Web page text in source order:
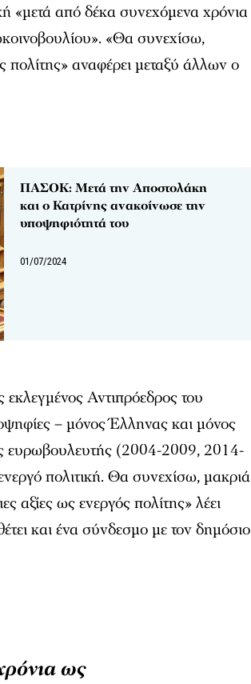
«μετά από δέκα συνεχόμενα χρόνια
«Θα συνεχίσω,
πολίτης» αναφέρει μεταξύ άλλων ο
ΠΑΣΟΚ: Μετά την Αποστολάκη
και ο Κατρίνης ανακοίνωσε την
υποψηφιότητά του
01/07/2024
Αντιπρόεδρος του
– μόνος Έλληνας και μόνος
ευρωβουλευτής (2004-2009, 2014-
πολιτική. Θα συνεχίσω, μακριά
αξίες ως ενεργός πολίτης» λέει
και ένα σύνδεσμο με τον δημόσιο
ως